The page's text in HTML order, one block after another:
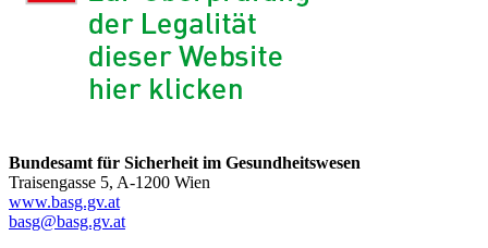
Bundesamt für Sicherheit im Gesundheitswesen
Traisengasse 5, A-1200 Wien
www.basg.gv.at
basg@basg.gv.at